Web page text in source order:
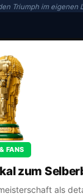
Triumph im eigenen
FANS
zum
als